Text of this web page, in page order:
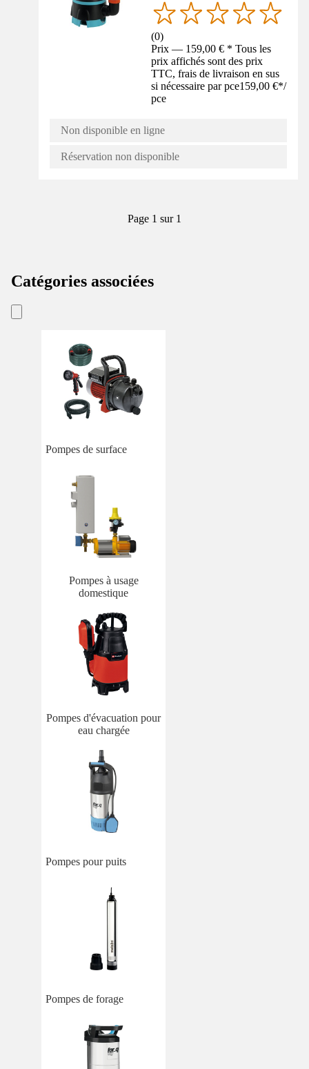
(0)
Prix — 159,00 € * Tous les
prix affichés sont des prix
TTC, frais de livraison en sus
si nécessaire par pce159,00 €*/
pce
Non disponible en ligne
Réservation non disponible
Page 1 sur 1
Catégories associées
Pompes de surface
Pompes à usage
domestique
Pompes d'évacuation pour
eau chargée
Pompes pour puits
Pompes de forage